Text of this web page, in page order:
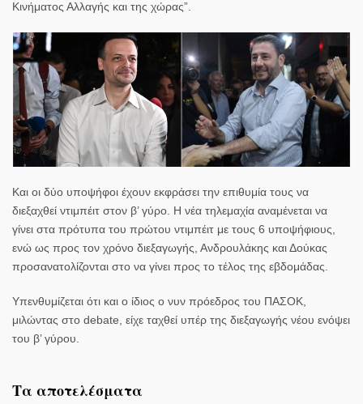
Κινήματος Αλλαγής και της χώρας”.
Και οι δύο υποψήφοι έχουν εκφράσει την επιθυμία τους να
διεξαχθεί ντιμπέιτ στον β’ γύρο. Η νέα τηλεμαχία αναμένεται να
γίνει στα πρότυπα του πρώτου ντιμπέιτ με τους 6 υποψήφιους,
ενώ ως προς τον χρόνο διεξαγωγής, Ανδρουλάκης και Δούκας
προσανατολίζονται στο να γίνει προς το τέλος της εβδομάδας.
Υπενθυμίζεται ότι και ο ίδιος ο νυν πρόεδρος του ΠΑΣΟΚ,
μιλώντας στο debate, είχε ταχθεί υπέρ της διεξαγωγής νέου ενόψει
του β’ γύρου.
Τα αποτελέσματα